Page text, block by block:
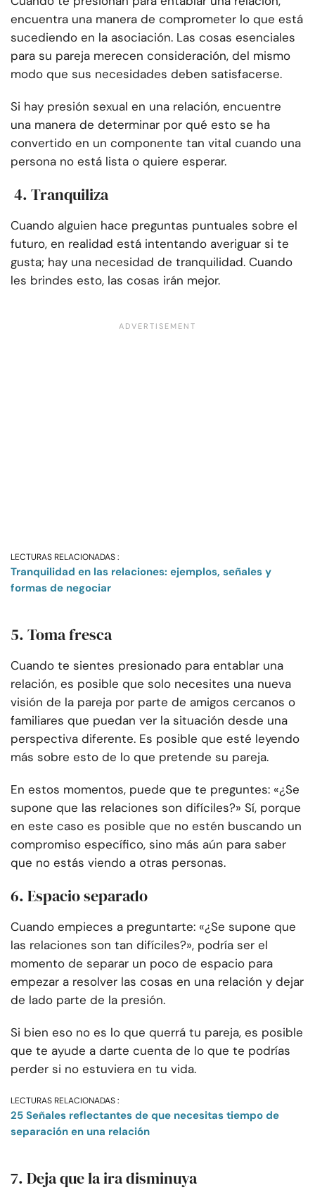
encuentra una manera de comprometer lo que está
sucediendo en la asociación. Las cosas esenciales
para su pareja merecen consideración, del mismo
modo que sus necesidades deben satisfacerse.
Si hay presión sexual en una relación, encuentre
una manera de determinar por qué esto se ha
convertido en un componente tan vital cuando una
persona no está lista o quiere esperar.
4. Tranquiliza
Cuando alguien hace preguntas puntuales sobre el
futuro, en realidad está intentando averiguar si te
gusta; hay una necesidad de tranquilidad. Cuando
les brindes esto, las cosas irán mejor.
LECTURAS RELACIONADAS :
Tranquilidad en las relaciones: ejemplos, señales y
formas de negociar
5. Toma fresca
Cuando te sientes presionado para entablar una
relación, es posible que solo necesites una nueva
visión de la pareja por parte de amigos cercanos o
familiares que puedan ver la situación desde una
perspectiva diferente. Es posible que esté leyendo
más sobre esto de lo que pretende su pareja.
En estos momentos, puede que te preguntes: «¿Se
supone que las relaciones son difíciles?» Sí, porque
en este caso es posible que no estén buscando un
compromiso específico, sino más aún para saber
que no estás viendo a otras personas.
6. Espacio separado
Cuando empieces a preguntarte: «¿Se supone que
las relaciones son tan difíciles?», podría ser el
momento de separar un poco de espacio para
empezar a resolver las cosas en una relación y dejar
de lado parte de la presión.
Si bien eso no es lo que querrá tu pareja, es posible
que te ayude a darte cuenta de lo que te podrías
perder si no estuviera en tu vida.
LECTURAS RELACIONADAS :
25 Señales reflectantes de que necesitas tiempo de
separación en una relación
7. Deja que la ira disminuya